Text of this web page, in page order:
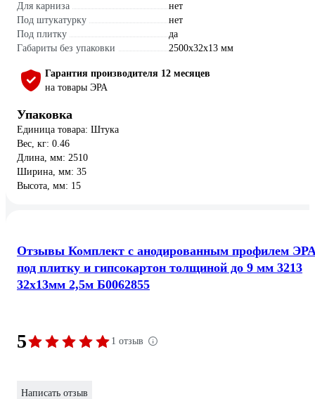
Для карниза
нет
Под штукатурку
нет
Под плитку
да
Габариты без упаковки
2500х32х13 мм
Гарантия производителя 12 месяцев
на товары ЭРА
Упаковка
Единица товара: Штука
Вес, кг: 0.46
Длина, мм: 2510
Ширина, мм: 35
Высота, мм: 15
Отзывы Комплект с анодированным профилем
под плитку и гипсокартон толщиной до 9 мм 3213
32x13мм 2,5м Б0062855
5 1 отзыв
Написать отзыв